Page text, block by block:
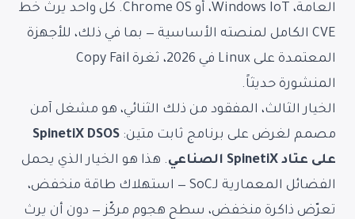
العامة، Windows IoT، أو Chrome OS. كل واحد يرث خط
CVE الكامل لمنصته الأساسية — بما في ذلك، للأجهزة
المعتمدة على Linux في 2026، ثغرة Copy Fail
المنشورة حديثاً.
الخيار الثالث، المفقود من ذلك الثنائي، هو مشغل آمن
مصمم لغرض على برنامج ثابت متين: SpinetiX DSOS
على عتاد SpinetiX الصناعي
. هذا هو الخيار الذي يحمل
الفضائل المعمارية لـSoC — استهلاك طاقة منخفض،
تعرّض ذاكرة منخفض، سطح هجوم مركّز — دون أن يرث